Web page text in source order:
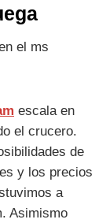
escala en
el crucero.
de
y los precios
a
Asimismo